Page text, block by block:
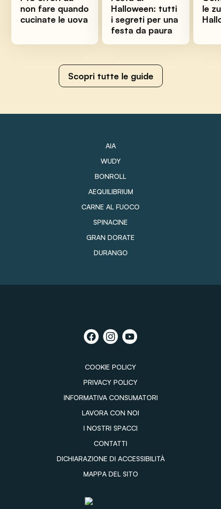
non fare quando
cucinate le uova
Halloween: tutti
i segreti per una
festa da paura
le
Scopri tutte le guide
AIA
WUDY
BONROLL
AEQUILIBRIUM
CARNE AL FUOCO
SPINACINE
GRAN DORATE
DURANGO
COOKIE POLICY
PRIVACY POLICY
INFORMATIVA CONSUMATORI
LAVORA CON NOI
I NOSTRI SPACCI
CONTATTI
DICHIARAZIONE DI ACCESSIBILITÀ
MAPPA DEL SITO